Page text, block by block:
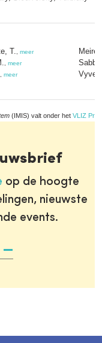
T. meer
meer
meer
Meire,
(IMIS) valt onder het VLIZ
op de hoogte
nieuwste
events.